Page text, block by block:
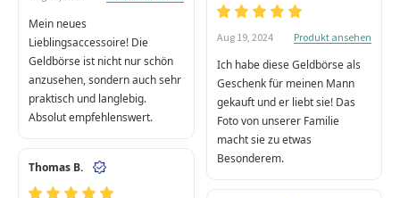
Mein neues
Lieblingsaccessoire! Die
Geldbörse ist nicht nur schön
anzusehen, sondern auch sehr
praktisch und langlebig.
Absolut empfehlenswert.
Aug 19, 2024 Produkt ansehen
Ich habe diese Geldbörse als
Geschenk für meinen Mann
gekauft und er liebt sie! Das
Foto von unserer Familie
macht sie zu etwas
Besonderem.
Thomas B.